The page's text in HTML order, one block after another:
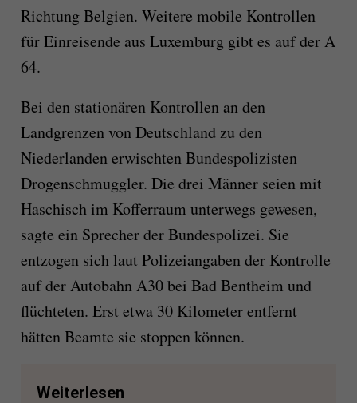
Richtung Belgien. Weitere mobile Kontrollen
für Einreisende aus Luxemburg gibt es auf der A
64.
Bei den stationären Kontrollen an den
Landgrenzen von Deutschland zu den
Niederlanden erwischten Bundespolizisten
Drogenschmuggler. Die drei Männer seien mit
Haschisch im Kofferraum unterwegs gewesen,
sagte ein Sprecher der Bundespolizei. Sie
entzogen sich laut Polizeiangaben der Kontrolle
auf der Autobahn A30 bei Bad Bentheim und
flüchteten. Erst etwa 30 Kilometer entfernt
hätten Beamte sie stoppen können.
Weiterlesen